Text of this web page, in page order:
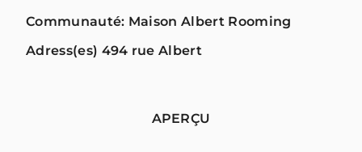
Communauté: Maison Albert Rooming
Adress(es) 494 rue Albert
APERÇU